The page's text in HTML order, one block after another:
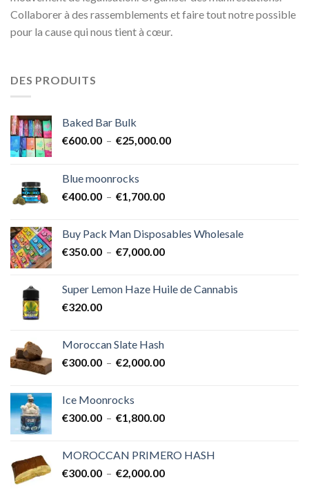
Collaborer à des rassemblements et faire tout notre possible
pour la cause qui nous tient à cœur.
DES PRODUITS
Baked Bar Bulk
€600.00 – €25,000.00Plage
Blue moonrocks
€400.00 – €1,700.00Plage
€400.00
à
Buy Pack Man Disposables Wholesale
€350.00 – €7,000.00Plage
€350.00
Super Lemon Haze Huile de Cannabis
€320.00
Moroccan Slate Hash
€300.00 – €2,000.00Plage
à
Ice Moonrocks
€300.00 – €1,800.00Plage
€300.00
à
MOROCCAN PRIMERO HASH
€300.00 – €2,000.00Plage